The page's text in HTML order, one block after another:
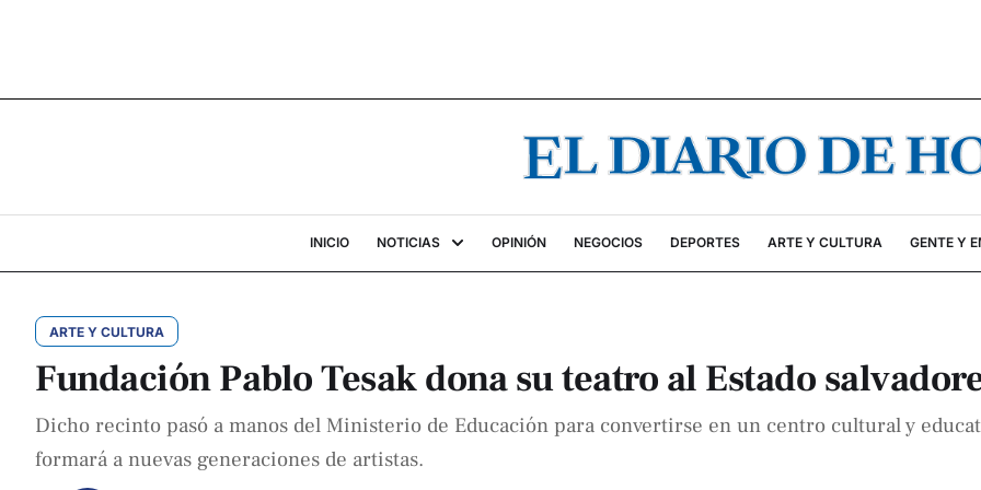
INICIO NOTICIAS OPINIÓN NEGOCIOS DEPORTES ARTE Y CULTURA GENTE Y
ARTE Y CULTURA
Fundación Pablo Tesak dona su teatro al Estado
Dicho recinto pasó a manos del Ministerio de Educación para convertirse en un centro cultural y
formará a nuevas generaciones de artistas.